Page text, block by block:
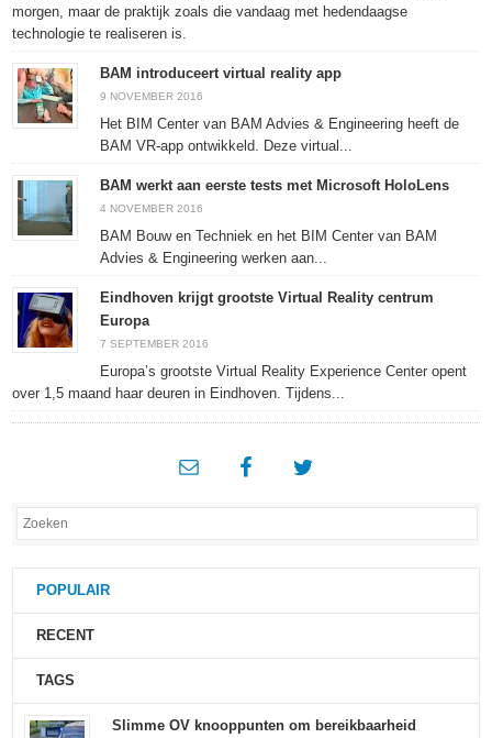
morgen, maar de praktijk zoals die vandaag met hedendaagse
technologie te realiseren is.
BAM introduceert virtual reality app
9 NOVEMBER 2016
Het BIM Center van BAM Advies & Engineering heeft de
BAM VR-app ontwikkeld. Deze virtual...
BAM werkt aan eerste tests met Microsoft HoloLens
4 NOVEMBER 2016
BAM Bouw en Techniek en het BIM Center van BAM
Advies & Engineering werken aan...
Eindhoven krijgt grootste Virtual Reality centrum
Europa
7 SEPTEMBER 2016
Europa’s grootste Virtual Reality Experience Center opent
over 1,5 maand haar deuren in Eindhoven. Tijdens...
POPULAIR
RECENT
TAGS
Slimme OV knooppunten om bereikbaarheid